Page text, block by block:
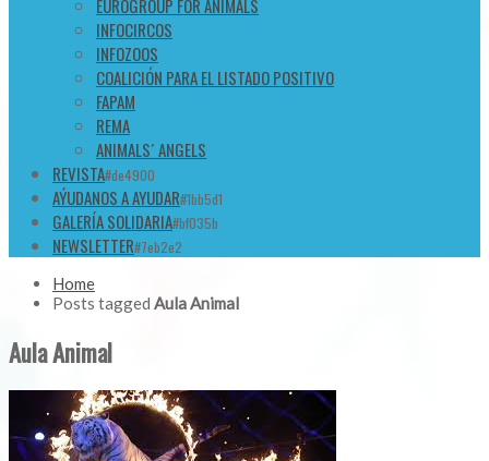
EUROGROUP FOR ANIMALS
INFOCIRCOS
INFOZOOS
COALICIÓN PARA EL LISTADO POSITIVO
FAPAM
REMA
ANIMALS´ ANGELS
REVISTA#de4900
AÝUDANOS A AYUDAR#1bb5d1
GALERÍA SOLIDARIA#bf035b
NEWSLETTER#7eb2e2
Home
Posts tagged Aula Animal
Aula Animal